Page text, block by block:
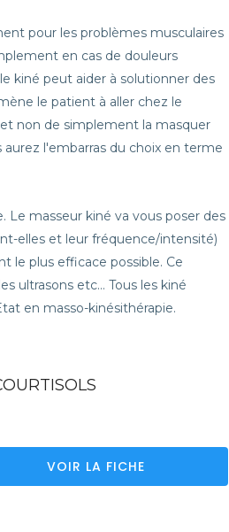
pour les problèmes musculaires
en cas de douleurs
kiné peut aider à solutionner des
le patient à aller chez le
non de simplement la masquer
aurez l'embarras du choix en terme
Le masseur kiné va vous poser des
elles et leur fréquence/intensité)
le plus efficace possible. Ce
ultrasons etc… Tous les kiné
en masso-kinésithérapie.
VOIR LA FICHE